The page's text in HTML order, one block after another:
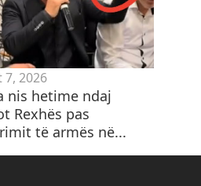
7, 2026
nis hetime ndaj
Rexhës pas
të armës në...